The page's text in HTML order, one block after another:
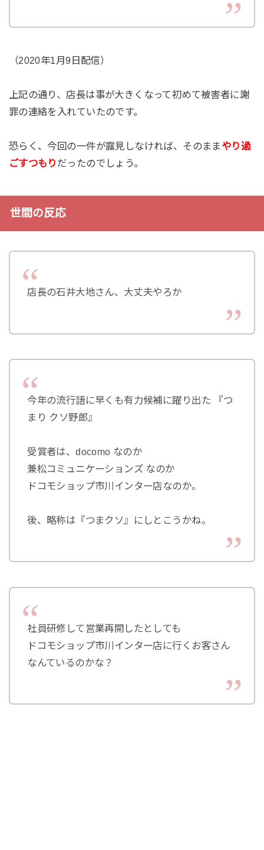
（2020年1月9日配信）
上記の通り、店長は事が大きくなって初めて被害者に謝
罪の連絡を入れていたのです。
恐らく、今回の一件が露見しなければ、そのまま やり過
ごすつもり だったのでしょう。
世間の反応
店長の石井大地さん、大丈夫やろか
今年の流行語に早くも有力候補に躍り出た 『つ
まり クソ野郎』
受賞者は、docomo なのか
兼松コミュニケーションズ なのか
ドコモショップ市川インター店なのか。
後、略称は『つまクソ』にしとこうかね。
社員研修して営業再開したとしても
ドコモショップ市川インター店に行くお客さん
なんているのかな？